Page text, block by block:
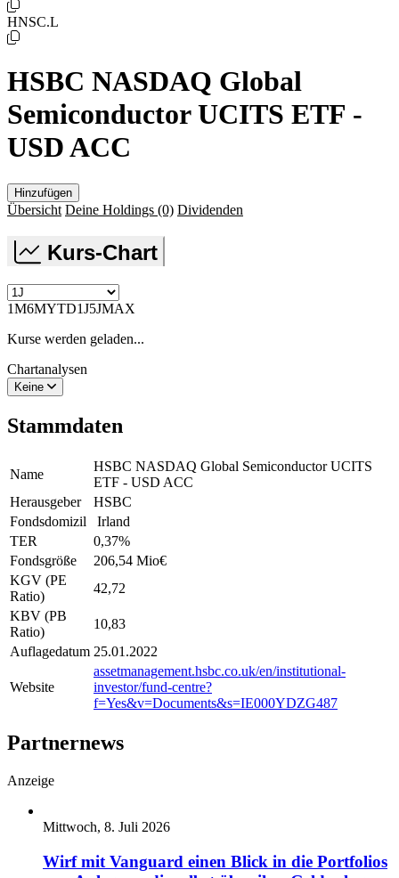
HNSC.L
HSBC NASDAQ Global
Semiconductor UCITS ETF -
USD ACC
Hinzufügen
Übersicht Deine Holdings (0) Dividenden
Kurs-Chart
1M6MYTD1J5JMAX
Kurse werden geladen...
Chartanalysen
Keine
Stammdaten
Name
HSBC NASDAQ Global Semiconductor UCITS
ETF - USD ACC
Herausgeber
HSBC
Fondsdomizil
Irland
TER
0,37%
Fondsgröße
206,54 Mio€
KGV (PE
Ratio)
42,72
KBV (PB
Ratio)
10,83
Auflagedatum 25.01.2022
Website
assetmanagement.hsbc.co.uk/en/institutional-
investor/fund-centre?
f=Yes&v=Documents&s=IE000YDZG487
Partnernews
Anzeige
Mittwoch, 8. Juli 2026
Wirf mit Vanguard einen Blick in die Portfolios